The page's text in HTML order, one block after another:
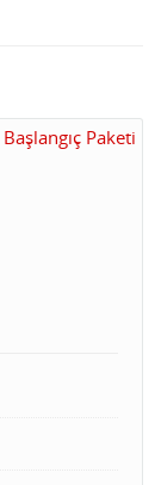
Başlangıç Paketi